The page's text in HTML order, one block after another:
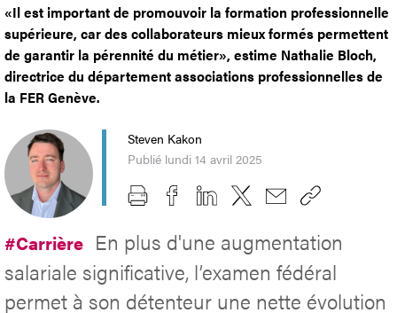
«Il est important de promouvoir la formation professionnelle
supérieure, car des collaborateurs mieux formés permettent
de garantir la pérennité du métier», estime Nathalie Bloch,
directrice du département associations professionnelles de
la FER Genève.
Steven Kakon
Publié lundi 14 avril 2025
#Carrière En plus d'une augmentation
salariale significative, l’examen fédéral
permet à son détenteur une nette évolution